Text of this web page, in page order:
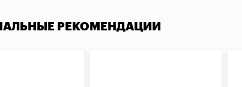
РЕКОМЕНДАЦИИ